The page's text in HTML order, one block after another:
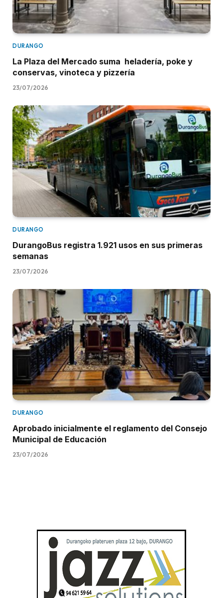
DURANGO
La Plaza del Mercado suma heladería, poke y
conservas, vinoteca y pizzería
23/07/2026
DURANGO
DurangoBus registra 1.921 usos en sus primeras
semanas
23/07/2026
DURANGO
Aprobado inicialmente el reglamento del Consejo
Municipal de Educación
23/07/2026